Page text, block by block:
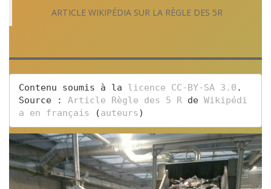
ARTICLE WIKIPÉDIA SUR LA RÈGLE DES 5R
Contenu soumis à la licence CC-BY-SA 3.0 .
Source : Article Règle des 5 R de Wikipédi
a en français (auteurs)